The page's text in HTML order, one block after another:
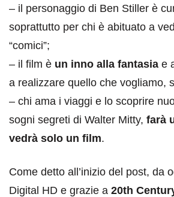
– il personaggio di Ben Stiller è
soprattutto per chi è abituato a
“comici”;
– il film è un inno alla fantasia e
a realizzare quello che vogliamo,
– chi ama i viaggi e lo scoprire
sogni segreti di Walter Mitty, farà
vedrà solo un film.
Come detto all’inizio del post, da
Digital HD e grazie a 20th